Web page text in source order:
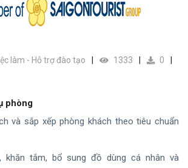
làm - Hỗ trợ đào tạo 1333 0
phòng
và sắp xếp phòng khách theo tiêu chuẩn
khăn tắm, bổ sung đồ dùng cá nhân và